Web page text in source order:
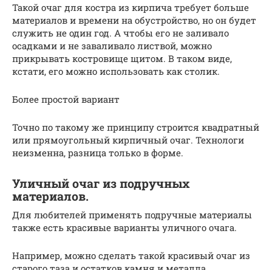
Такой очаг для костра из кирпича требует больше
материалов и времени на обустройство, но он будет
служить не один год. А чтобы его не заливало
осадками и не заваливало листвой, можно
прикрывать костровище щитом. В таком виде,
кстати, его можно использовать как столик.
Более простой вариант
Точно по такому же принципу строится квадратный
или прямоугольный кирпичный очаг. Технологи
неизменна, разница только в форме.
Уличный очаг из подручных
материалов.
Для любителей применять подручные материалы
также есть красивые варианты уличного очага.
Например, можно сделать такой красивый очаг из